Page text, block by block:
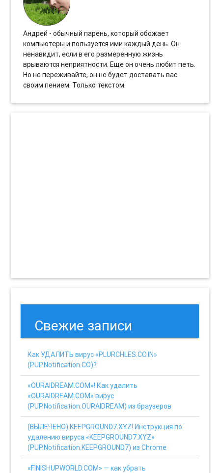
Андрей - обычный парень, который обожает
компьютеры и пользуется ими каждый день. Он
ненавидит, если в его размеренную жизнь
врываются неприятности. Еще он очень любит петь.
Но не переживайте, он не будет доставать вас
своим пением. Только текстом.
Свежие записи
Как УДАЛИТЬ вирус «PLURCHLES.CO.IN»
(PUP.Notification.CO)?
«OURAIDREAM.COM»! Как удалить
«OURAIDREAM.COM» вирус
(PUP.Notification.OURAIDREAM) из браузеров
(ВЫЛЕЧЕНО) KEEPGROUND7.XYZ! Инструкция по
удалению вируса «KEEPGROUND7.XYZ»
(PUP.Notification.KEEPGROUND7) из Chrome
«FINISHUPWORLD.COM» — как убрать